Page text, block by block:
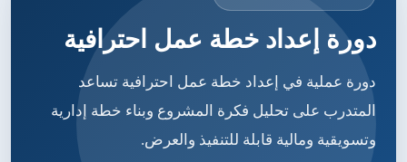
دورة إعداد خطة عمل احترافية
دورة عملية في إعداد خطة عمل احترافية تساعد
المتدرب على تحليل فكرة المشروع وبناء خطة إدارية
وتسويقية ومالية قابلة للتنفيذ والعرض.